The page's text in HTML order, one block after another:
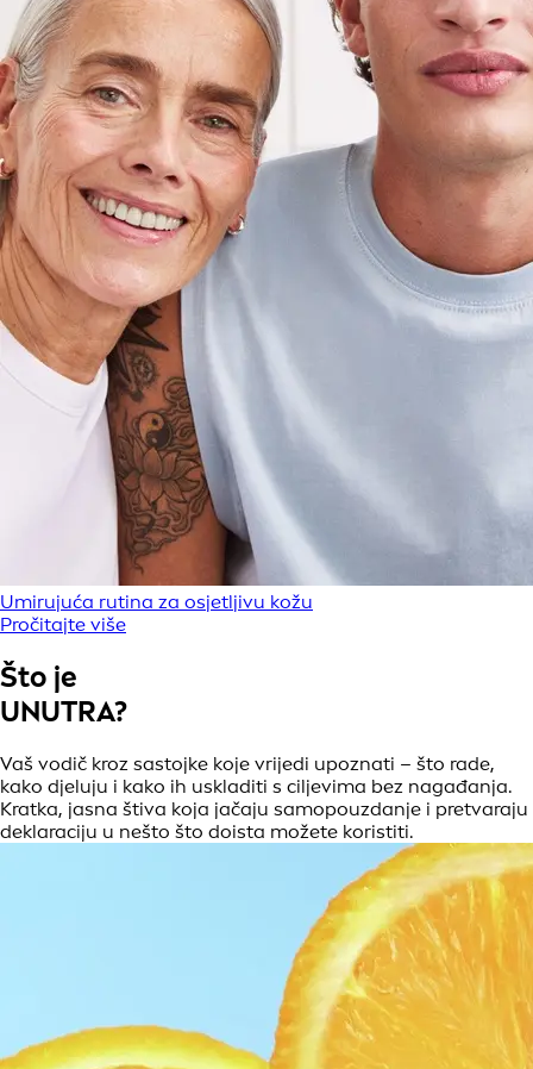
Umirujuća rutina za osjetljivu kožu
Pročitajte više
Što je
UNUTRA?
Vaš vodič kroz sastojke koje vrijedi upoznati – što rade,
kako djeluju i kako ih uskladiti s ciljevima bez nagađanja.
Kratka, jasna štiva koja jačaju samopouzdanje i pretvaraju
deklaraciju u nešto što doista možete koristiti.